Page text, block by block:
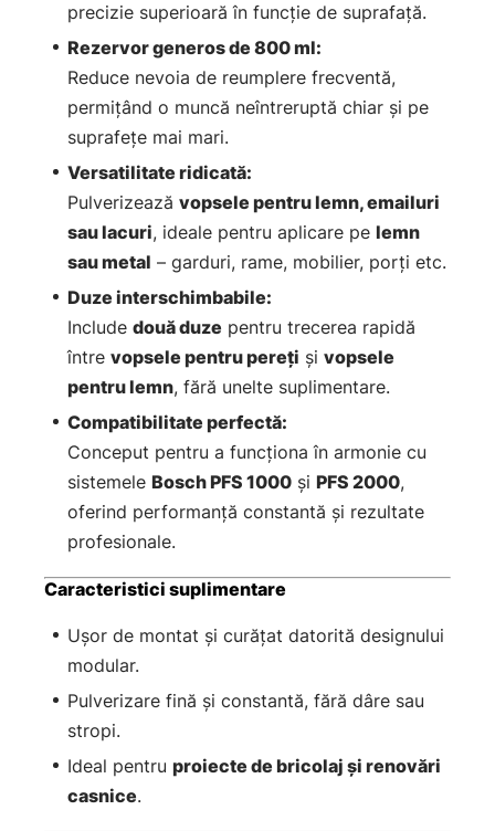
precizie superioară în funcție de suprafață.
Rezervor generos de 800 ml:
Reduce nevoia de reumplere frecventă,
permițând o muncă neîntreruptă chiar și pe
suprafețe mai mari.
Versatilitate ridicată:
Pulverizează vopsele pentru lemn, emailuri
sau lacuri, ideale pentru aplicare pe lemn
sau metal – garduri, rame, mobilier, porți etc.
Duze interschimbabile:
Include două duze pentru trecerea rapidă
între vopsele pentru pereți și vopsele
pentru lemn, fără unelte suplimentare.
Compatibilitate perfectă:
Conceput pentru a funcționa în armonie cu
sistemele Bosch PFS 1000 și PFS 2000,
oferind performanță constantă și rezultate
profesionale.
Caracteristici suplimentare
Ușor de montat și curățat datorită designului
modular.
Pulverizare fină și constantă, fără dâre sau
stropi.
Ideal pentru proiecte de bricolaj și renovări
casnice.